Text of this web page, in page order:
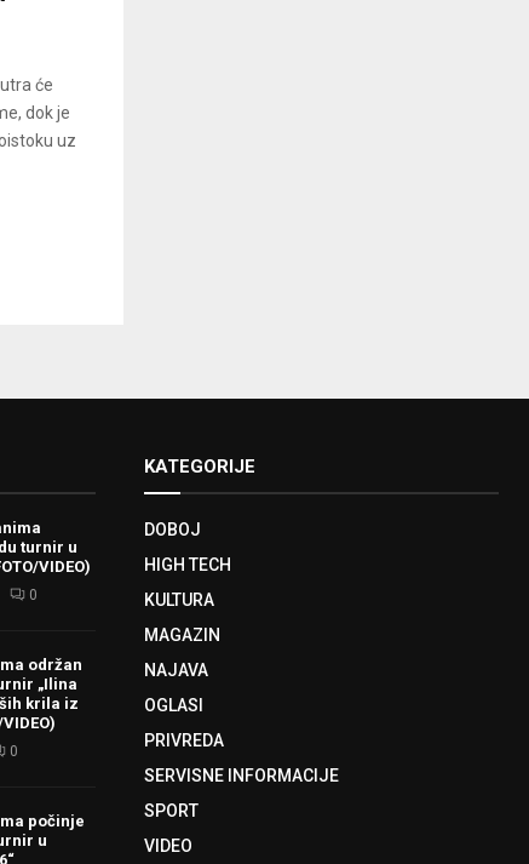
će
dok je
uz
turnir u
VIDEO)
0
održan
„Ilina
krila iz
0
počinje
u
KATEGORIJE
DOBOJ
HIGH TECH
KULTURA
MAGAZIN
NAJAVA
OGLASI
PRIVREDA
SERVISNE INFORMACIJE
SPORT
VIDEO